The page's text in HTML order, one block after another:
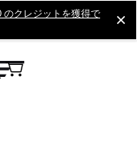
のクレジットを獲得で